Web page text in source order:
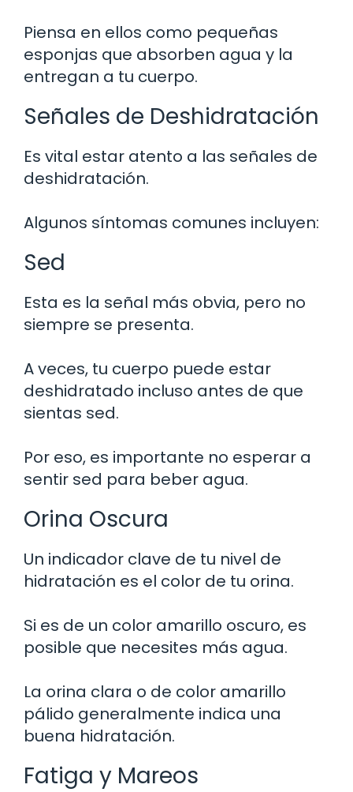
Piensa en ellos como pequeñas
esponjas que absorben agua y la
entregan a tu cuerpo.
Señales de Deshidratación
Es vital estar atento a las señales de
deshidratación.
Algunos síntomas comunes incluyen:
Sed
Esta es la señal más obvia, pero no
siempre se presenta.
A veces, tu cuerpo puede estar
deshidratado incluso antes de que
sientas sed.
Por eso, es importante no esperar a
sentir sed para beber agua.
Orina Oscura
Un indicador clave de tu nivel de
hidratación es el color de tu orina.
Si es de un color amarillo oscuro, es
posible que necesites más agua.
La orina clara o de color amarillo
pálido generalmente indica una
buena hidratación.
Fatiga y Mareos